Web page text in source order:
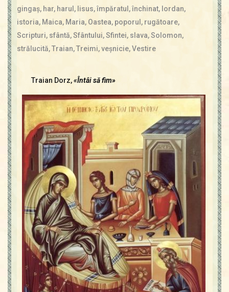
Mărgăritare
Calendar
Glosar
gingaş, har, harul, Iisus,împăratul,închinat, Iordan,
istoria, Maica, Maria, Oastea, poporul, rugătoare,
Scripturi, sfântă,Sfântului,Sfintei, slava,Solomon,
strălucită,Traian,Treimi,veşnicie,Vestire
Traian Dorz,«Întâi să fim»